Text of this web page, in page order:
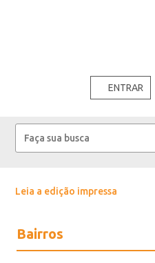
ENTRAR
Leia a edição impressa
Bairros